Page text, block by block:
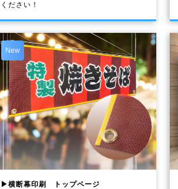
ください！
New
▶横断幕印刷 トップページ